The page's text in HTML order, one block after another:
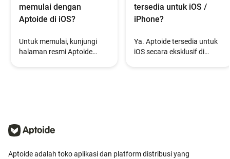
memulai dengan
Aptoide di iOS?
Untuk memulai, kunjungi
halaman resmi Aptoide
tersedia untuk iOS /
iPhone?
Ya. Aptoide tersedia untuk
iOS secara eksklusif di
Aptoide adalah toko aplikasi dan platform distribusi yang